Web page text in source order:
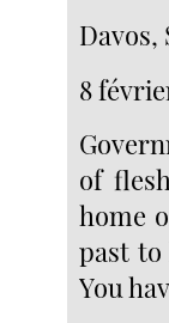
Davos,
8
of
home
past to
You